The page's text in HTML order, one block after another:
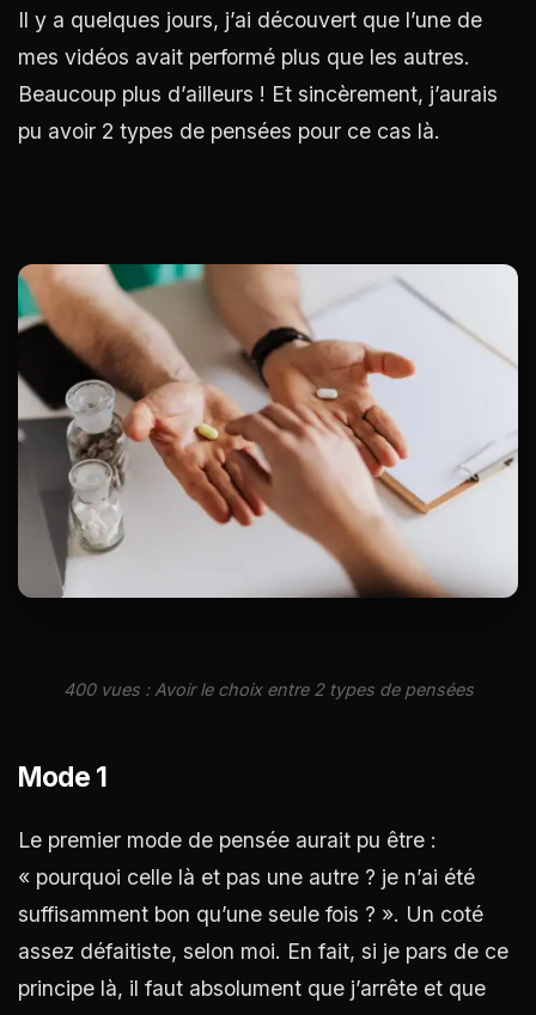
Il y a quelques jours, j’ai découvert que l’une de
mes vidéos avait performé plus que les autres.
Beaucoup plus d’ailleurs ! Et sincèrement, j’aurais
pu avoir 2 types de pensées pour ce cas là.
400 vues : Avoir le choix entre 2 types de pensées
Mode 1
Le premier mode de pensée aurait pu être :
« pourquoi celle là et pas une autre ? je n’ai été
suffisamment bon qu’une seule fois ? ». Un coté
assez défaitiste, selon moi. En fait, si je pars de ce
principe là, il faut absolument que j’arrête et que